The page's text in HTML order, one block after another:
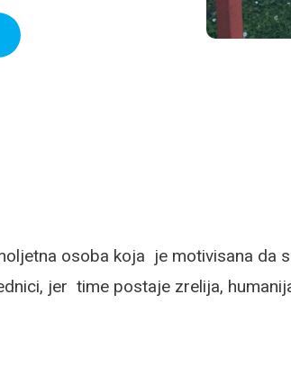
osoba koja je motivisana
jer time postaje zrelija,